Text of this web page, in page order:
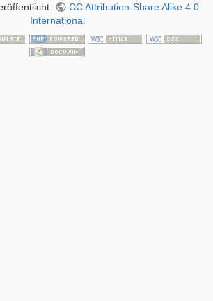
CC Attribution-Share Alike 4.0
International